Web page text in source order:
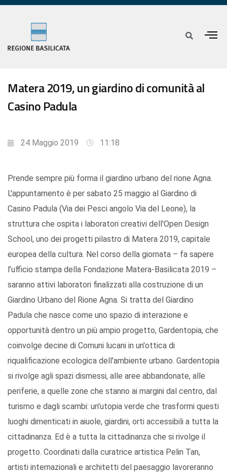
Matera 2019, un giardino di comunità al
Casino Padula
24 Maggio 2019 11:18
Prende sempre più forma il giardino urbano del rione Agna.
L'appuntamento è per sabato 25 maggio al Giardino di
Casino Padula (Via dei Pesci angolo Via del Leone), la
struttura che ospita i laboratori creativi dell'Open Design
School, uno dei progetti pilastro di Matera 2019, capitale
europea della cultura. Nel corso della giornata – fa sapere
l’ufficio stampa della Fondazione Matera-Basilicata 2019 –
saranno attivi laboratori finalizzati alla costruzione di un
Giardino Urbano del Rione Agna. Si tratta del Giardino
Padula che nasce come uno spazio di interazione e
opportunità dentro un più ampio progetto, Gardentopia, che
coinvolge decine di Comuni lucani in un'ottica di
riqualificazione ecologica dell'ambiente urbano. Gardentopia
si rivolge agli spazi dismessi, alle aree abbandonate, alle
periferie, a quelle zone che stanno ai margini dal centro, dal
turismo e dagli scambi: un'utopia verde che trasformi questi
luoghi dimenticati in aiuole, giardini, orti accessibili a tutta la
cittadinanza. Ed è a tutta la cittadinanza che si rivolge il
progetto. Coordinati dalla curatrice artistica Pelin Tan,
artisti internazionali e architetti del paesaggio lavoreranno